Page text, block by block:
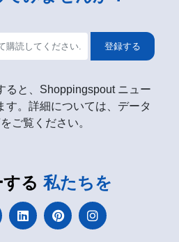
登録する
ると、Shoppingspout ニュー
す。詳細については、データ
ご覧ください。
る 私たちを